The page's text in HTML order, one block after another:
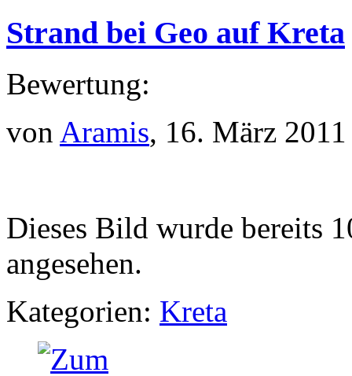
Strand bei Geo auf Kreta
Bewertung:
von Aramis, 16. März 2011
Dieses Bild wurde bereits
angesehen.
Kategorien: Kreta